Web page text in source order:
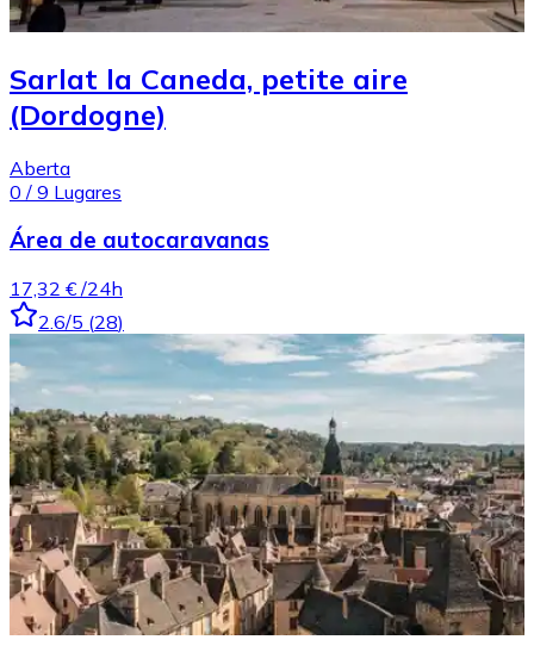
Sarlat la Caneda, petite aire
(Dordogne)
Aberta
0 / 9 Lugares
Área de autocaravanas
17,32 € /24h
2.6/5 (28)